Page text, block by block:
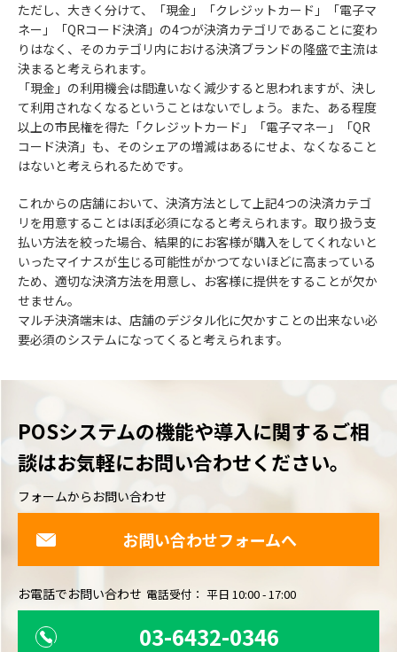
ただし、大きく分けて、「現金」「クレジットカード」「電子マ
ネー」「QRコード決済」の4つが決済カテゴリであることに変わ
りはなく、そのカテゴリ内における決済ブランドの隆盛で主流は
決まると考えられます。
「現金」の利用機会は間違いなく減少すると思われますが、決し
て利用されなくなるということはないでしょう。また、ある程度
以上の市民権を得た「クレジットカード」「電子マネー」「QR
コード決済」も、そのシェアの増減はあるにせよ、なくなること
はないと考えられるためです。
これからの店舗において、決済方法として上記4つの決済カテゴ
リを用意することはほぼ必須になると考えられます。取り扱う支
払い方法を絞った場合、結果的にお客様が購入をしてくれないと
いったマイナスが生じる可能性がかつてないほどに高まっている
ため、適切な決済方法を用意し、お客様に提供をすることが欠か
せません。
マルチ決済端末は、店舗のデジタル化に欠かすことの出来ない必
要必須のシステムになってくると考えられます。
POSシステムの機能や導入に関するご相
談はお気軽にお問い合わせください。
フォームからお問い合わせ
お問い合わせフォームへ
お電話でお問い合わせ 電話受付： 平日 10:00 - 17:00
03-6432-0346